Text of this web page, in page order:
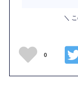
＼
0